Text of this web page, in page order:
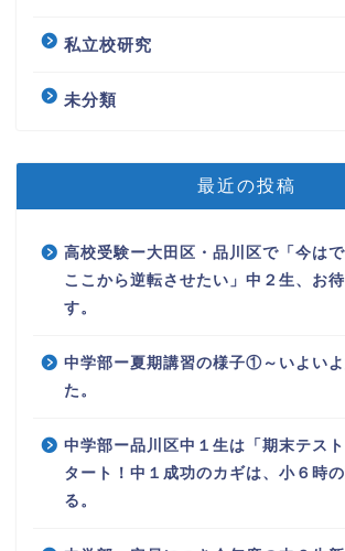
私立校研究
未分類
最近の投稿
高校受験ー大田区・品川区で「今はで
ここから逆転させたい」中２生、お
す。
中学部ー夏期講習の様子①～いよい
た。
中学部ー品川区中１生は「期末テス
タート！中１成功のカギは、小６時
る。